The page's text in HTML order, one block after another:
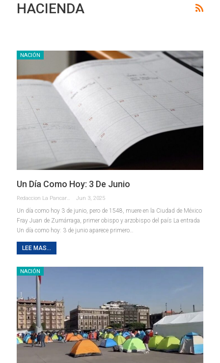
HACIENDA
NACIÓN
Un Día Como Hoy: 3 De Junio
Redaccion La Pancarta De Quintana Roo Jun 3, 2025
Un día como hoy 3 de junio, pero de 1548, muere en la Ciudad de México
Fray Juan de Zumárraga, primer obispo y arzobispo del país La entrada
Un día como hoy: 3 de junio aparece primero…
LEE MAS...
NACIÓN